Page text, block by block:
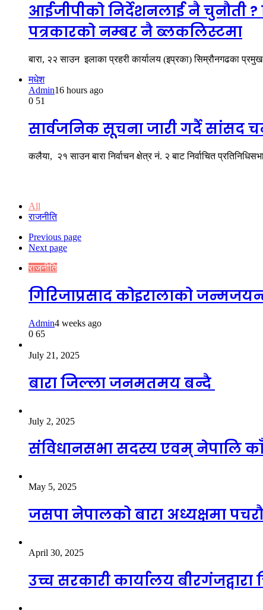
आईजीपीको निर्देशनलाई नै चुनौती ?
पत्रकारको नम्बर नै ब्लकलिस्टमा
बारा, २२ साउन इलाका प्रहरी कार्यालय (इप्रका) सिम्रौनगढका
मधेश
Admin16 hours ago
0 51
सार्वजनिक सूचना जारी गर्दै सांसद
कलैया, २१ साउन बारा निर्वाचन क्षेत्र नं. २ बाट निर्वाचित
All
राजनीति
Previous page
Next page
राजनीति
गिरिजाप्रसाद कोइरालाको
Admin4 weeks ago
0 65
July 21, 2025
बारा जिल्ला जनमतमय बन्दै
July 2, 2025
संविधानसभा सदस्य एवम् नेपालि
May 5, 2025
जसपा नेपालको बारा अध्यक्षमा
April 30, 2025
उच्च सरकारी कार्यालय